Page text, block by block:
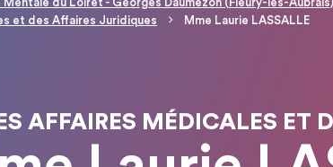
et des Affaires Juridiques Mme Laurie LASSALLE
AFFAIRES MÉDICALES ET